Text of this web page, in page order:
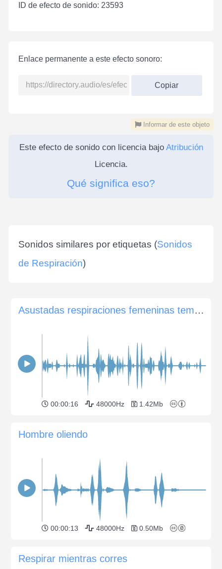
ID de efecto de sonido: 23593
Enlace permanente a este efecto sonoro:
Copiar
Informar de este objeto
Este efecto de sonido con licencia bajo Atribución
Licencia.
Qué significa eso?
Sonidos similares por etiquetas (Sonidos
de Respiración)
Asustadas respiraciones femeninas temblorosas, al estilo Blair Witch
00:00:16 48000Hz 1.42Mb
Hombre oliendo
00:00:13 48000Hz 0.50Mb
Respirar mientras corres